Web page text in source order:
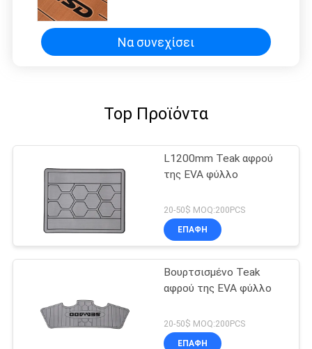
Να συνεχίσει
Top Προϊόντα
L1200mm Teak αφρού
της EVA φύλλο
20-50$ MOQ:200PCS
ΕΠΑΦΉ
Βουρτσισμένο Teak
αφρού της EVA φύλλο
20-50$ MOQ:200PCS
ΕΠΑΦΉ